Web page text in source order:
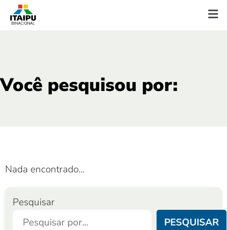
Você pesquisou por:
Nada encontrado...
Pesquisar
PESQUISAR